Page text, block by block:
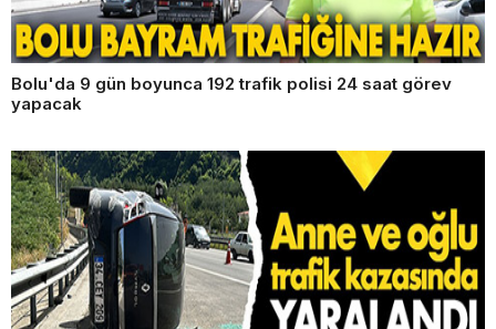
Bolu'da 9 gün boyunca 192 trafik polisi 24 saat görev
yapacak